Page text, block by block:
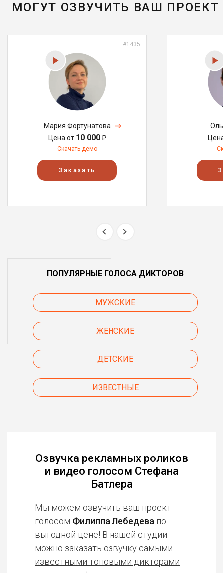
МОГУТ ОЗВУЧИТЬ ВАШ ПРОЕКТ
#1435
Мария Фортунатова
Цена от 10 000₽
Скачать демо
Заказать
ПОПУЛЯРНЫЕ ГОЛОСА ДИКТОРОВ
МУЖСКИЕ
ЖЕНСКИЕ
ДЕТСКИЕ
ИЗВЕСТНЫЕ
Озвучка рекламных роликов
и видео голосом Стефана
Батлера
Мы можем озвучить ваш проект
голосом Филиппа Лебедева по
выгодной цене! В нашей студии
можно заказать озвучку самыми
известными топовыми дикторами -